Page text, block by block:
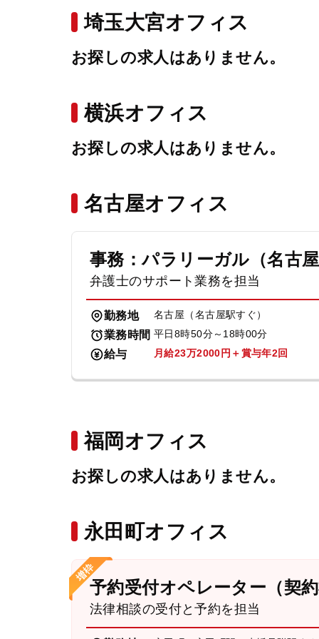
埼玉大宮オフィス
お探しの求人はありません。
横浜オフィス
お探しの求人はありません。
名古屋オフィス
事務：パラリーガル（名古
弁護士のサポート業務を担当
勤務地 名古屋（名古屋駅すぐ）
業務時間 平日8時50分～18時00分
給与 月給23万2000円＋賞与年2回
福岡オフィス
お探しの求人はありません。
永田町オフィス
予約受付オペレーター（契
法律相談の受付と予約を担当